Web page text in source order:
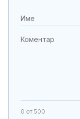
0 от 500